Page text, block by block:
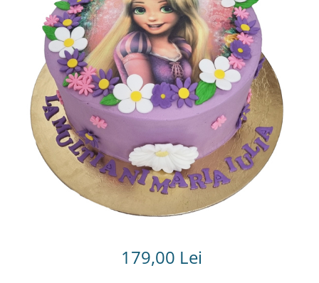
Torturi in frosting- crema pentru
Torturi cu flori
Tortulețe 1.7 kg - 2 kg
179,00 Lei